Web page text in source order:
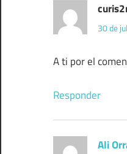
30 de
A ti por el
Responder
Ali